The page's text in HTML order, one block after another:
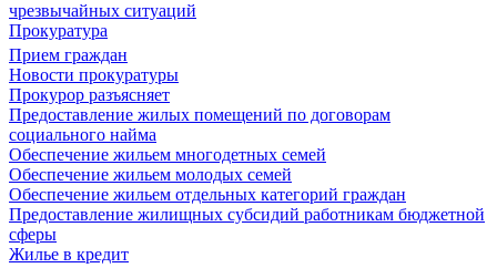
чрезвычайных ситуаций
Прокуратура
Прием граждан
Новости прокуратуры
Прокурор разъясняет
Предоставление жилых помещений по договорам
социального найма
Обеспечение жильем многодетных семей
Обеспечение жильем молодых семей
Обеспечение жильем отдельных категорий граждан
Предоставление жилищных субсидий работникам бюджетной
сферы
Жилье в кредит